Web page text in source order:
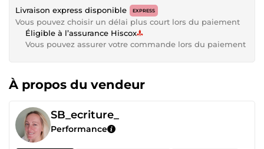
Livraison express disponible EXPRESS
Vous pouvez choisir un délai plus court lors du paiement
Éligible à l’assurance Hiscox
Vous pouvez assurer votre commande lors du paiement
À propos du vendeur
SB_ecriture_
Performance